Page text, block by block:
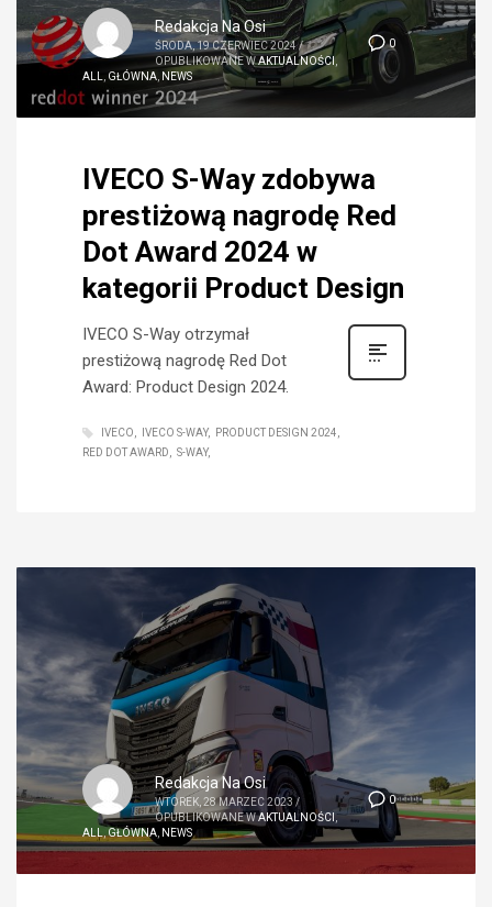
0
Redakcja Na Osi
ŚRODA, 19 CZERWIEC 2024/
OPUBLIKOWANE WAKTUALNOŚCI
ALL
GŁÓWNA NEWS
IVECO S-Way zdobywa
prestiżową nagrodę Red
Dot Award 2024 w
kategorii Product Design
IVECO S-Way otrzymał
prestiżową nagrodę Red Dot
Award: Product Design 2024.
IVECO IVECO S-WAY
PRODUCT DESIGN 2024
RED DOT AWARD
S-WAY
0
Redakcja Na Osi
WTOREK, 28 MARZEC 2023 /
OPUBLIKOWANE WAKTUALNOŚCI
ALL
GŁÓWNA NEWS